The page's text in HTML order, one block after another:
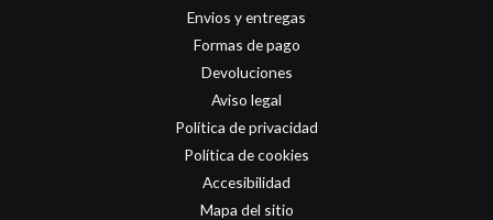
Envios y entregas
Formas de pago
Devoluciones
Aviso legal
Política de privacidad
Política de cookies
Accesibilidad
Mapa del sitio